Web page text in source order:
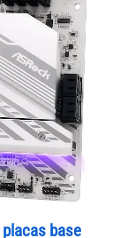
placas base